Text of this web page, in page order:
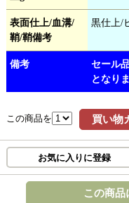
表面仕上/血溝/
鞘/鞘備考
黒仕上/
備考
セール
となり
この商品を 買い物
お気に入りに登録
この商品